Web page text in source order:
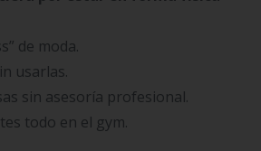
de moda.
usarlas.
sin asesoría profesional.
todo en el gym.